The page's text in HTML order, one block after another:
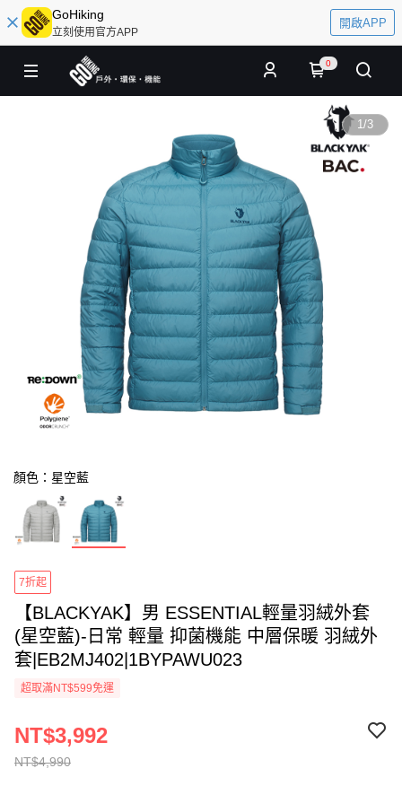
GoHiking
立刻使用官方APP
開啟APP
0
1/3
顏色：星空藍
7折起
【BLACKYAK】男 ESSENTIAL輕量羽絨外套
(星空藍)-日常 輕量 抑菌機能 中層保暖 羽絨外
套|EB2MJ402|1BYPAWU023
超取滿NT$599免運
NT$4,990
NT$3,992